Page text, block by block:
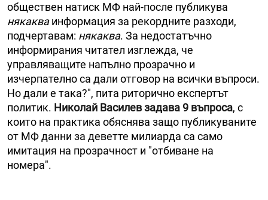
обществен натиск МФ най-после публикува
някакваинформация за рекордните разходи,
подчертавам: някаква. За недостатъчно
информирания читател изглежда, че
управляващите напълно прозрачно и
изчерпателно са дали отговор на всички въпроси.
Но дали е така?", пита риторично експертът
политик. Николай Василев задава 9 въпроса, с
които на практика обяснява защо публикуваните
от МФ данни за деветте милиарда са само
имитация на прозрачност и "отбиване на
номера".